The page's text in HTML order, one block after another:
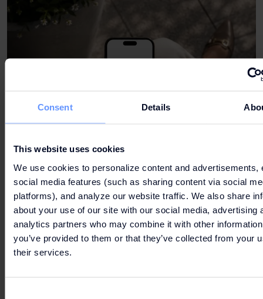
Consent Details
This website uses cookies
We use cookies to personalize content and advertisements,
social media features (such as sharing content via social
platforms), and analyze our website traffic. We also share
about your use of our site with our social media, advertising
analytics partners who may combine it with other
you’ve provided to them or that they’ve collected from your
their services.